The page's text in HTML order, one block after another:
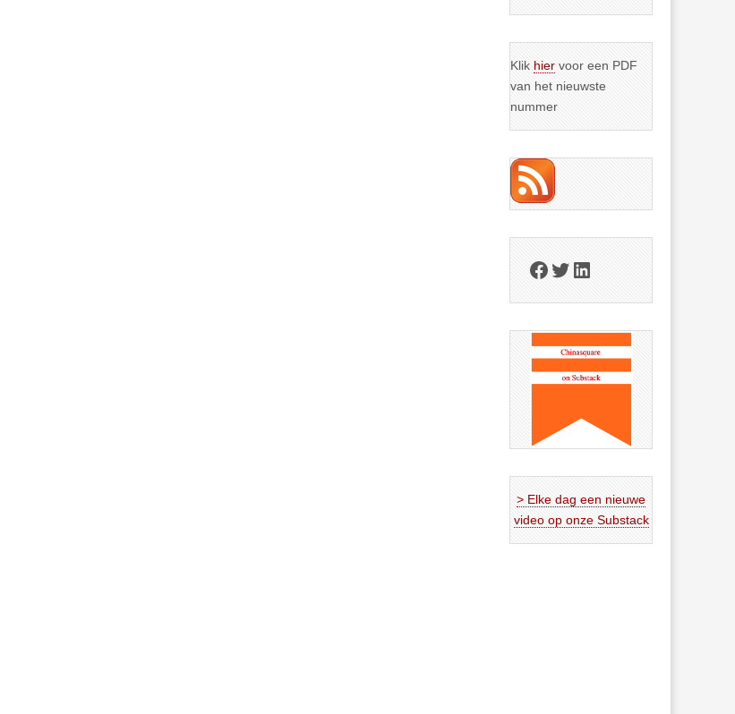
Klik hier voor een PDF
van het nieuwste
nummer
Facebook
Twitter
LinkedIn
> Elke dag een nieuwe
video op onze Substack